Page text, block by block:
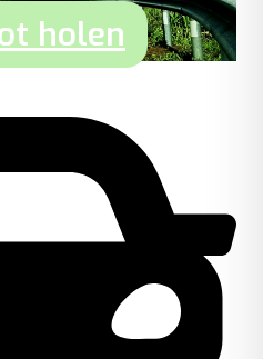
holen